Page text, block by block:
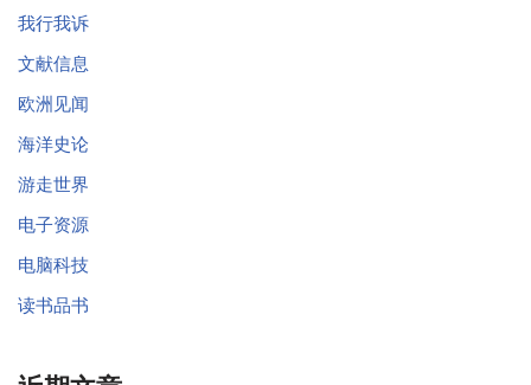
我行我诉
文献信息
欧洲见闻
海洋史论
游走世界
电子资源
电脑科技
读书品书